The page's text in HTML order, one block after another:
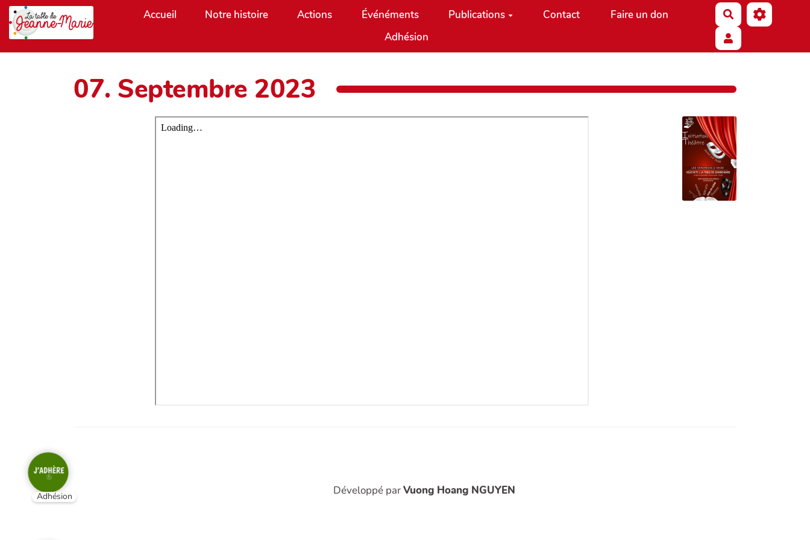
Aller au contenu principal Accueil Notre histoire Actions Événéments Publications Contact
Faire un don
Adhésion
Rechercher
07. Septembre 2023
Développé parVuong Hoang NGUYEN
Adhésion